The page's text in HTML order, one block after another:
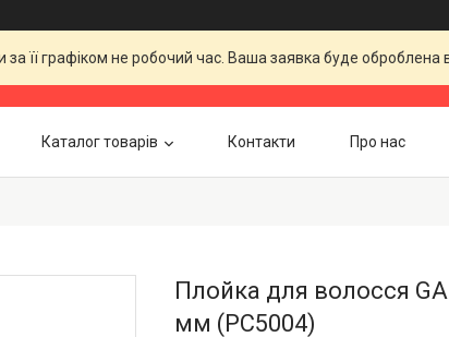
її графіком не робочий час. Ваша заявка буде
Каталог товарів Контакти Про нас
Плойка для волосся
мм (PC5004)